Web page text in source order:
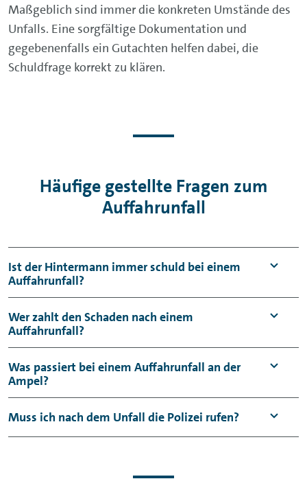
Maßgeblich sind immer die konkreten Umstände des
Unfalls. Eine sorgfältige Dokumentation und
gegebenenfalls ein Gutachten helfen dabei, die
Schuldfrage korrekt zu klären.
Häufige gestellte Fragen zum
Auffahrunfall
Ist der Hintermann immer schuld bei einem
Auffahrunfall?
Nein. Zwar greift meist der Anscheinsbeweis
gegen den Hintermann, doch besondere
Umstände können zu einer anderen
Bewertung führen.
Wer zahlt den Schaden nach einem
Auffahrunfall?
Die Versicherung des Verursachers
übernimmt den Schaden. Bei Teilschuld wird
dieser anteilig auf beide Seiten verteilt.
Was passiert bei einem Auffahrunfall an der
Ampel?
Wenn ein Fahrzeug steht und ein anderes
auffährt, liegt die Schuld in der Regel beim
Muss ich nach dem Unfall die Polizei rufen?
verletzten sollte die Polizei jedoch